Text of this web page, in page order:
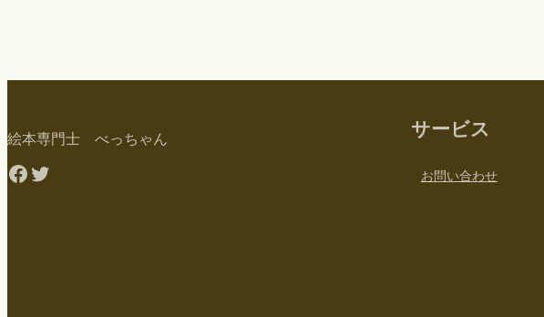
絵本専門士 べっちゃん
Facebook
Twitter
サービス
お問い合わせ